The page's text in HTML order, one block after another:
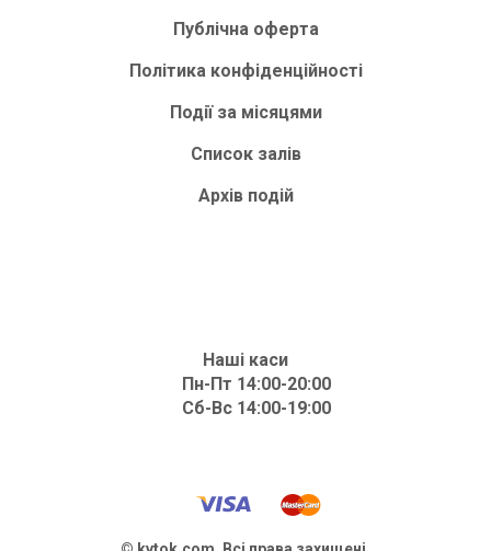
Публічна оферта
Політика конфіденційності
Події за місяцями
Список залів
Архів подій
Наші каси
Пн-Пт 14:00-20:00
Сб-Вс 14:00-19:00